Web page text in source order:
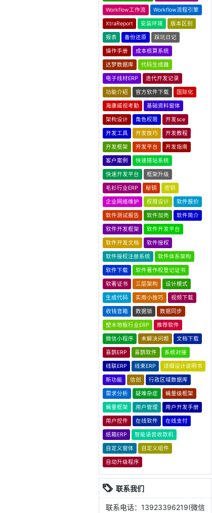
Workflow工作流 Workflow流程引擎
XtraReport 安装环境 版本区别
报表 备份还原 踩坑日记
操作手册 成本核算系统
达梦数据库 代码生成器
电子线材ERP 迭代开发记录
功能介绍 官方软件下载 国际化
海康威视考勤 基础资料窗体
架构设计 角色权限 开发sce
开发工具 开发技巧 开发教程
开发框架 开发平台 开发指南
客户案例 快速搭站系统
快速开发平台 框架升级
毛衫行业ERP 秘钥 密钥
企业网络维护 权限设计 软件报价
软件测试报告 软件加壳 软件简介
软件开发框架 软件开发平台
软件开发文档 软件授权
软件授权注册系统 软件体系架构
软件下载 软件著作权登记证书
软著证书 三层架构 设计模式
生成代码 实用小技巧 视频下载
收钱音箱 数据锁 数据同步
塑木地板行业ERP 推荐软件
微信小程序 未解决问题 文档下载
喜鹊ERP 喜鹊软件 系统对接
线联ERP 线束ERP 详细设计说明书
新功能 信创 行政区域数据库
需求分析 疑难杂症 蝇量级框架
蝇量框架 用户管理 用户开发手册
用户控件 在线软件 在线支付
纸箱ERP 智能语音收款机
自定义窗体 自定义组件
自动升级程序
联系我们
联系电话：13923396219(微信